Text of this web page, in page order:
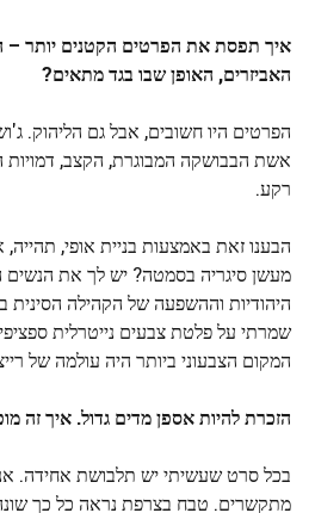
איך תפסת את הפרטים הקטנים יותר –
האביזרים, האופן שבו בגד מתאים?
הפרטים היו חשובים, אבל גם הליהוק.
אשת הבבושקה המבוגרת, הקצב, דמויות
רקע.
הבענו זאת באמצעות בניית אופי,
מעשן סיגריה בסמטה? יש לך את הנשים
היהודיות וההשפעה של הקהילה הסינית
שמרתי על פלטת צבעים נייטרלית
המקום הצבעוני ביותר היה עולמה של
הזכרת להיות אספן מדים גדול. איך זה
בכל סרט שעשיתי יש תלבושת אחידה.
מתקשרים. טבח בצרפת נראה כל כך